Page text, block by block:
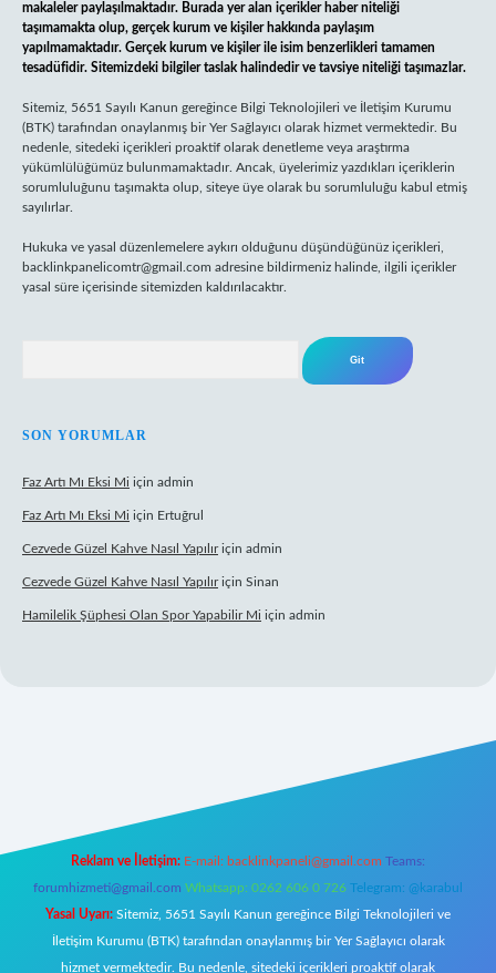
makaleler paylaşılmaktadır. Burada yer alan içerikler haber niteliği
taşımamakta olup, gerçek kurum ve kişiler hakkında paylaşım
yapılmamaktadır. Gerçek kurum ve kişiler ile isim benzerlikleri tamamen
tesadüfidir. Sitemizdeki bilgiler taslak halindedir ve tavsiye niteliği taşımazlar.
Sitemiz, 5651 Sayılı Kanun gereğince Bilgi Teknolojileri ve İletişim Kurumu
(BTK) tarafından onaylanmış bir Yer Sağlayıcı olarak hizmet vermektedir. Bu
nedenle, sitedeki içerikleri proaktif olarak denetleme veya araştırma
yükümlülüğümüz bulunmamaktadır. Ancak, üyelerimiz yazdıkları içeriklerin
sorumluluğunu taşımakta olup, siteye üye olarak bu sorumluluğu kabul etmiş
sayılırlar.
Hukuka ve yasal düzenlemelere aykırı olduğunu düşündüğünüz içerikleri,
backlinkpanelicomtr@gmail.com adresine bildirmeniz halinde, ilgili içerikler
yasal süre içerisinde sitemizden kaldırılacaktır.
SON YORUMLAR
Faz Artı Mı Eksi Mi için admin
Faz Artı Mı Eksi Mi için Ertuğrul
Cezvede Güzel Kahve Nasıl Yapılıriçin admin
Cezvede Güzel Kahve Nasıl Yapılıriçin Sinan
Hamilelik Şüphesi Olan Spor Yapabilir Mi için admin
betexper.xyz
Reklam ve İletişim: E-mail: backlinkpaneli@gmail.com Teams:
forumhizmeti@gmail.com Whatsapp: 0262 606 0 726 Telegram: @karabul
Yasal Uyarı: Sitemiz, 5651 Sayılı Kanun gereğince Bilgi Teknolojileri ve
İletişim Kurumu (BTK) tarafından onaylanmış bir Yer Sağlayıcı olarak
hizmet vermektedir. Bu nedenle, sitedeki içerikleri proaktif olarak